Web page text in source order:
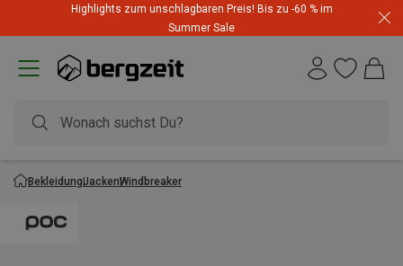
Highlights zum unschlagbaren Preis! Bis zu -60 % im
Summer Sale
BekleidungJackenWindbreaker